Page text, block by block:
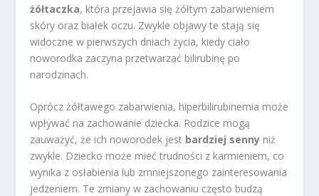
żółtaczka, która przejawia się żółtym zabarwieniem
skóry oraz białek oczu. Zwykle objawy te stają się
widoczne w pierwszych dniach życia, kiedy ciało
noworodka zaczyna przetwarzać bilirubinę po
narodzinach.
Oprócz żółtawego zabarwienia, hiperbilirubinemia może
wpływać na zachowanie dziecka. Rodzice mogą
zauważyć, że ich noworodek jest bardziej senny niż
zwykle. Dziecko może mieć trudności z karmieniem, co
wynika z osłabienia lub zmniejszonego zainteresowania
jedzeniem. Te zmiany w zachowaniu często budzą